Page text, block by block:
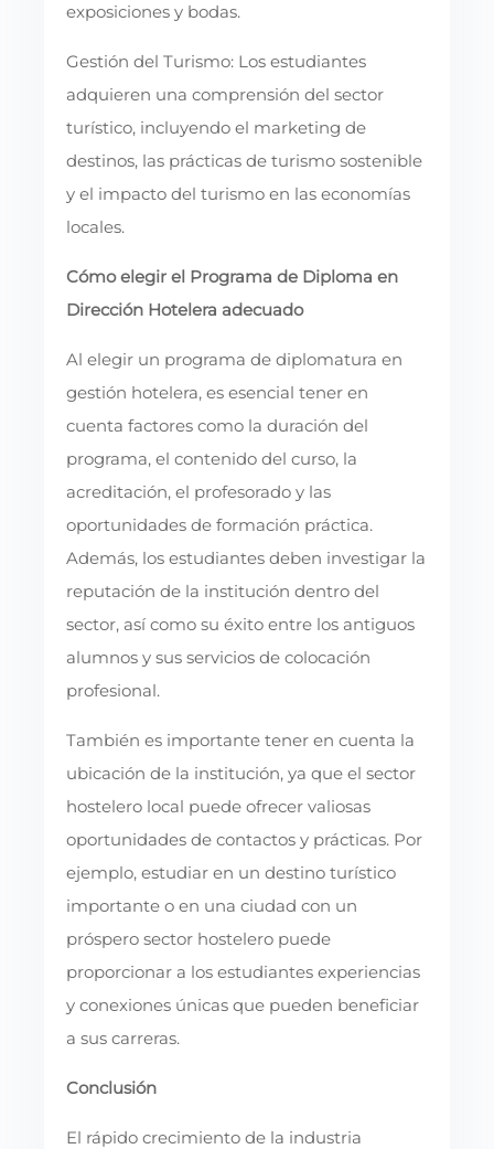
exposiciones y bodas.
Gestión del Turismo: Los estudiantes
adquieren una comprensión del sector
turístico, incluyendo el marketing de
destinos, las prácticas de turismo sostenible
y el impacto del turismo en las economías
locales.
Cómo elegir el Programa de Diploma en
Dirección Hotelera adecuado
Al elegir un programa de diplomatura en
gestión hotelera, es esencial tener en
cuenta factores como la duración del
programa, el contenido del curso, la
acreditación, el profesorado y las
oportunidades de formación práctica.
Además, los estudiantes deben investigar la
reputación de la institución dentro del
sector, así como su éxito entre los antiguos
alumnos y sus servicios de colocación
profesional.
También es importante tener en cuenta la
ubicación de la institución, ya que el sector
hostelero local puede ofrecer valiosas
oportunidades de contactos y prácticas. Por
ejemplo, estudiar en un destino turístico
importante o en una ciudad con un
próspero sector hostelero puede
proporcionar a los estudiantes experiencias
y conexiones únicas que pueden beneficiar
a sus carreras.
Conclusión
El rápido crecimiento de la industria